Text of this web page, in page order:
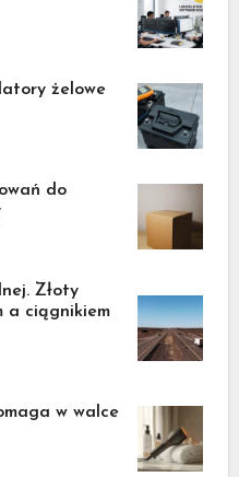
żelowe
do
Złoty
a ciągnikiem
w walce